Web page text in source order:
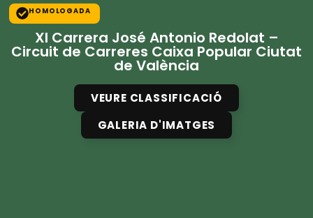
HOMOLOGADA
XI Carrera José Antonio Redolat –
Circuit de Carreres Caixa Popular Ciutat
de València
VEURE CLASSIFICACIÓ
GALERIA D'IMATGES